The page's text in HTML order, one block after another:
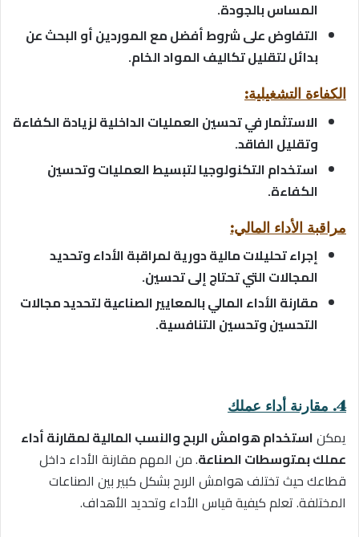
المساس بالجودة.
التفاوض على شروط أفضل مع الموردين أو البحث عن
بدائل لتقليل تكاليف المواد الخام.
الكفاءة التشغيلية:
الاستثمار في تحسين العمليات الداخلية لزيادة الكفاءة
وتقليل الفاقد.
استخدام التكنولوجيا لتبسيط العمليات وتحسين
الكفاءة.
مراقبة الأداء المالي:
إجراء تحليلات مالية دورية لمراقبة الأداء وتحديد
المجالات التي تحتاج إلى تحسين.
مقارنة الأداء المالي بالمعايير الصناعية لتحديد مجالات
التحسين وتحسين التنافسية.
4. مقارنة أداء عملك
يمكناستخدام هوامش الربح والنسب المالية لمقارنة أداء
عملك بمتوسطات الصناعة. من المهم مقارنة الأداء داخل
قطاعك حيث تختلف هوامش الربح بشكل كبير بين الصناعات
المختلفة. تعلم كيفية قياس الأداء وتحديد الأهداف.